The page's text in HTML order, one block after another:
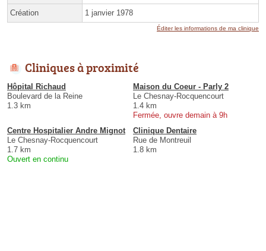
Création 1 janvier 1978
Éditer les informations de ma clinique
Cliniques à proximité
Hôpital Richaud
Boulevard de la Reine
1.3 km
Maison du Coeur - Parly 2
Le Chesnay-Rocquencourt
1.4 km
Fermée, ouvre demain à 9h
Centre Hospitalier Andre Mignot
Le Chesnay-Rocquencourt
1.7 km
Ouvert en continu
Clinique Dentaire
Rue de Montreuil
1.8 km